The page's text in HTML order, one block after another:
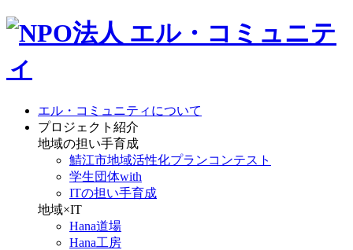
エル・コミュニティについて
プロジェクト紹介
地域の担い手育成
鯖江市地域活性化プランコンテスト
学生団体with
ITの担い手育成
地域×IT
Hana道場
Hana工房